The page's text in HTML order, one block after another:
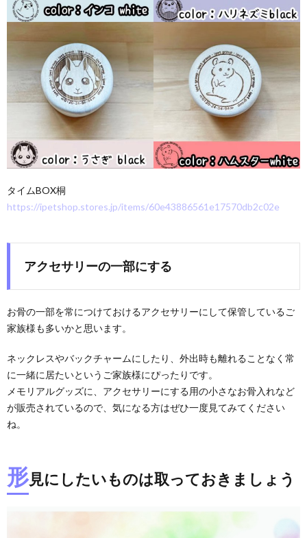
タイムBOX桐
https://ipetshop.stores.jp/items/60e43886561e17570db2c02e
アクセサリーの一部にする
お骨の一部を常につけておけるアクセサリーにして保管しているご
家族様も多いかと思います。
ネックレスやバックチャームにしたり、外出時も離れることなく常
に一緒に居たいというご家族様にぴったりです。
メモリアルグッズに、アクセサリーにする用の小さなお骨入れなど
が販売されているので、気になる方はぜひ一度見てみてください
ね。
形見にしたいものは取っておきましょう